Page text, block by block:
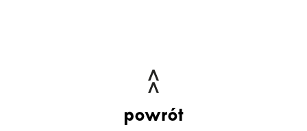
powrót